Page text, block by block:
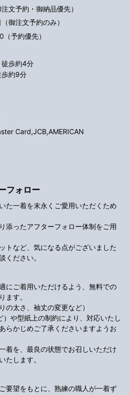
文予約・御納品優先）
御注文予約のみ）
予約優先）
徒歩約4分
歩約9分
Card,JCB,AMERICAN
フォロー
た一着を末永くご愛用いただくため
添ったアフターフォロー体制をご用
トなど、気になる点がございました
ください。
にご着用いただけるよう、無料での
ます。
の太さ、袖丈の変更など）
や型紙上の制約により、対応いたし
らかじめご了承くださいますようお
着を、最良の状態でお召しいただけ
たします。
要望をもとに、熟練の職人が一着ず